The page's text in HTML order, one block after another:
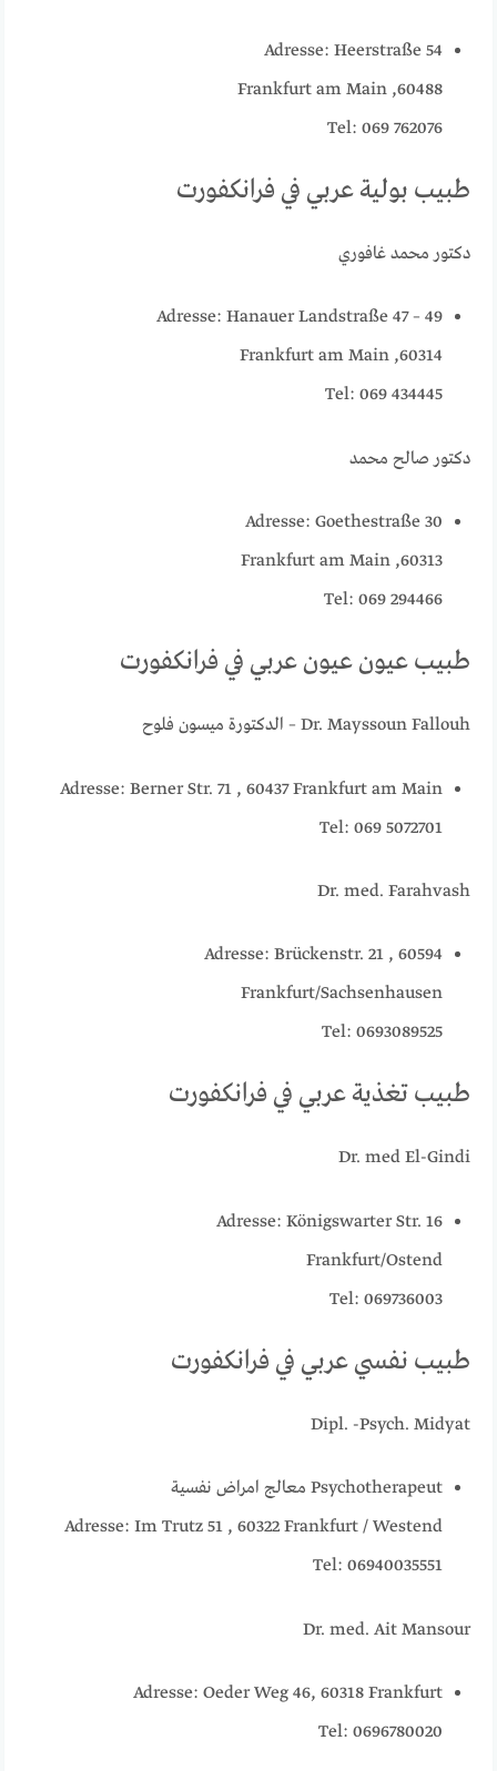
Adresse: Heerstraße 54
60488, Frankfurt am Main
Tel: 069 762076
طبيب بولية عربي في فرانكفورت
دكتور محمد غافوري
Adresse: Hanauer Landstraße 47 – 49
60314, Frankfurt am Main
Tel: 069 434445
دكتور صالح محمد
Adresse: Goethestraße 30
60313, Frankfurt am Main
Tel: 069 294466
طبيب عيون عيون عربي في فرانكفورت
Dr. Mayssoun Fallouh – الدكتورة ميسون فلوح
Adresse: Berner Str. 71 , 60437 Frankfurt am Main
Tel: 069 5072701
Dr. med. Farahvash
Adresse: Brückenstr. 21 , 60594
Frankfurt/Sachsenhausen
Tel: 0693089525
طبيب تغذية عربي في فرانكفورت
Dr. med El-Gindi
Adresse: Königswarter Str. 16
Frankfurt/Ostend
Tel: 069736003
طبيب نفسي عربي في فرانكفورت
Dipl. -Psych. Midyat
Psychotherapeut معالج امراض نفسية
Adresse: Im Trutz 51 , 60322 Frankfurt / Westend
Tel: 06940035551
Dr. med. Ait Mansour
Adresse: Oeder Weg 46, 60318 Frankfurt
Tel: 0696780020